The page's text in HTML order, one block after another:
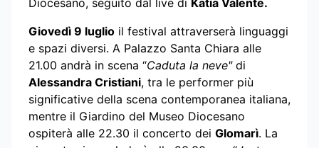
Diocesano, seguito dal live di Katia Valente.
Giovedì 9 luglio il festival attraverserà linguaggi
e spazi diversi. A Palazzo Santa Chiara alle
21.00 andrà in scena “Caduta la neve" di
Alessandra Cristiani, tra le performer più
significative della scena contemporanea italiana,
mentre il Giardino del Museo Diocesano
ospiterà alle 22.30 il concerto dei Glomarì. La